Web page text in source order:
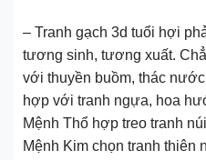
– Tranh gạch 3d tuổi hợi
tương sinh, tương xuất.
với thuyền buồm, thác
hợp với tranh ngựa, hoa
Mệnh Thổ hợp treo tranh
Mệnh Kim chọn tranh thiên